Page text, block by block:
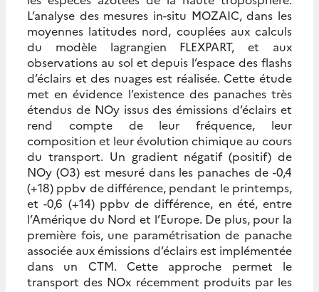
L’analyse des mesures in-situ MOZAIC, dans les
moyennes latitudes nord, couplées aux calculs
du modèle lagrangien FLEXPART, et aux
observations au sol et depuis l’espace des flashs
d’éclairs et des nuages est réalisée. Cette étude
met en évidence l’existence des panaches très
étendus de NOy issus des émissions d’éclairs et
rend compte de leur fréquence, leur
composition et leur évolution chimique au cours
du transport. Un gradient négatif (positif) de
NOy (O3) est mesuré dans les panaches de -0,4
(+18) ppbv de différence, pendant le printemps,
et -0,6 (+14) ppbv de différence, en été, entre
l’Amérique du Nord et l’Europe. De plus, pour la
première fois, une paramétrisation de panache
associée aux émissions d’éclairs est implémentée
dans un CTM. Cette approche permet le
transport des NOx récemment produits par les